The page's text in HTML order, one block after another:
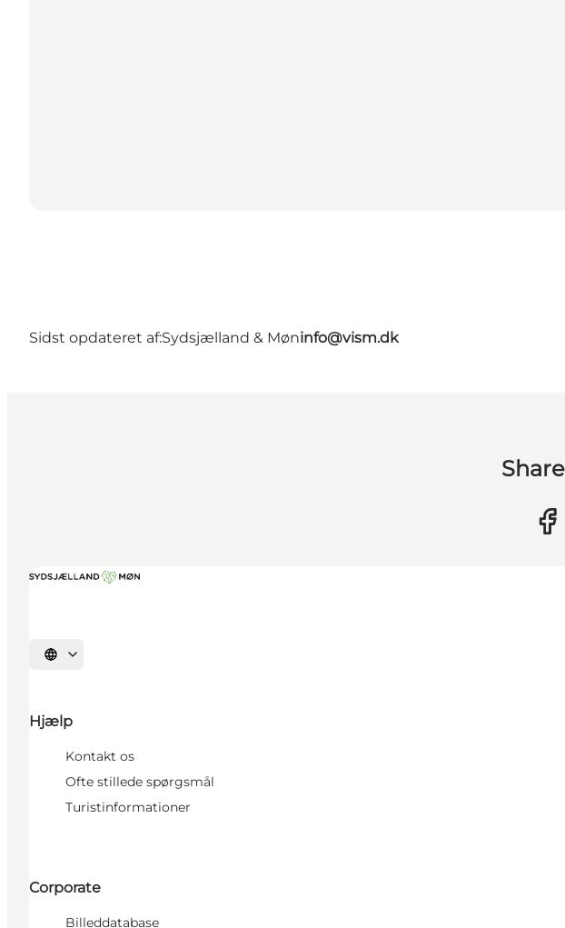
Sidst opdateret af:Sydsjælland & Møninfo@vism.dk
Vælg sprog
Hjælp
Kontakt os
Ofte stillede spørgsmål
Turistinformationer
Corporate
Billeddatabase